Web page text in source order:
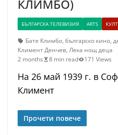
КЛИМБО)
БЪЛГАРСКА ТЕЛЕВИЗИЯ ARTS
Бате Климбо, българско кино,
Климент Денчев, Лека нощ деца
2 months
8 min read 171 Views
На 26 май 1939 г. в
Климент
Прочети повече